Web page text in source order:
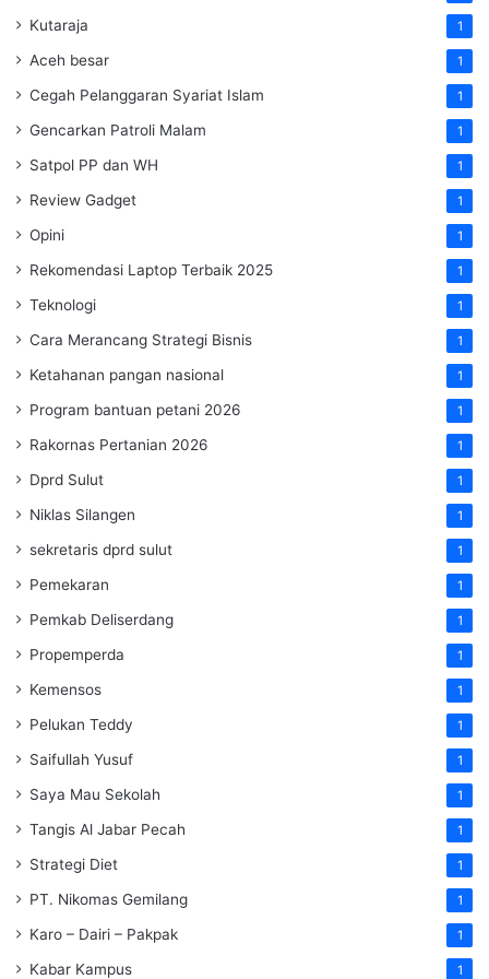
Kutaraja 1
Aceh besar 1
Cegah Pelanggaran Syariat Islam 1
Gencarkan Patroli Malam 1
Satpol PP dan WH 1
Review Gadget 1
Opini 1
Rekomendasi Laptop Terbaik 2025 1
Teknologi 1
Cara Merancang Strategi Bisnis 1
Ketahanan pangan nasional 1
Program bantuan petani 2026 1
Rakornas Pertanian 2026 1
Dprd Sulut 1
Niklas Silangen 1
sekretaris dprd sulut 1
Pemekaran 1
Pemkab Deliserdang 1
Propemperda 1
Kemensos 1
Pelukan Teddy 1
Saifullah Yusuf 1
Saya Mau Sekolah 1
Tangis Al Jabar Pecah 1
Strategi Diet 1
PT. Nikomas Gemilang 1
Karo – Dairi – Pakpak 1
Kabar Kampus 1